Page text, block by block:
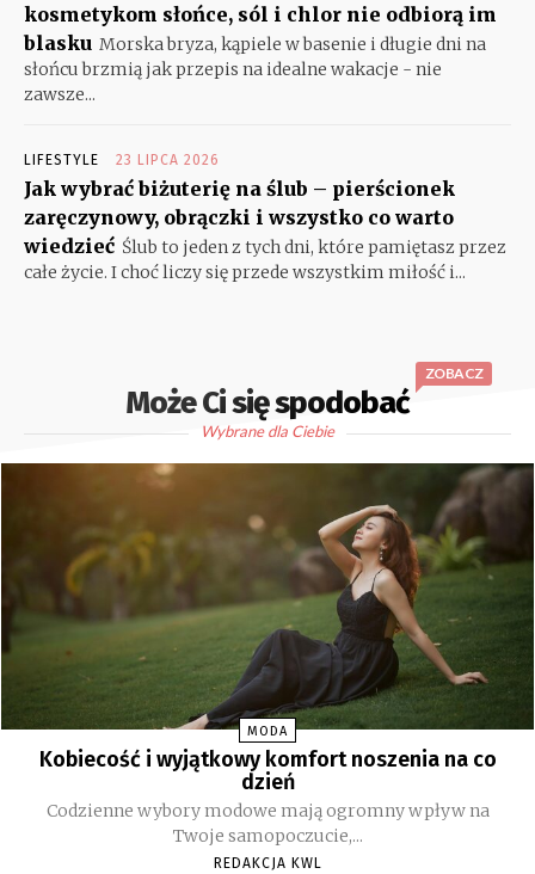
kosmetykom słońce, sól i chlor nie odbiorą im
blasku Morska bryza, kąpiele w basenie i długie dni na
słońcu brzmią jak przepis na idealne wakacje - nie
zawsze...
LIFESTYLE 23 LIPCA 2026
Jak wybrać biżuterię na ślub – pierścionek
zaręczynowy, obrączki i wszystko co warto
wiedzieć Ślub to jeden z tych dni, które pamiętasz przez
całe życie. I choć liczy się przede wszystkim miłość i...
Może Ci się spodobać
ZOBACZ
Wybrane dla Ciebie
MODA
Kobiecość i wyjątkowy komfort noszenia na co
dzień
Codzienne wybory modowe mają ogromny wpływ na
Twoje samopoczucie,...
REDAKCJA KWL